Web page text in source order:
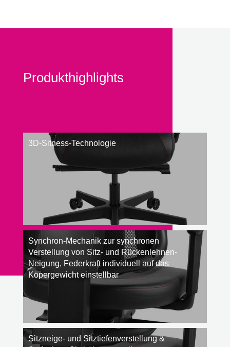
Produkthighlights
3D-Sitness-Technologie
Synchron-Mechanik zur synchronen
Verstellung von Sitz- und Rückenlehnen-
Neigung, Federkraft individuell auf das
Köpergewicht einstellbar
Sitzneige- und Sitztiefenverstellung &